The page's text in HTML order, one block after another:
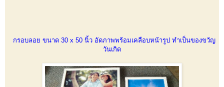
กรอบลอย ขนาด 30 x 50 นิ้ว อัดภาพพร้อมเคลือบหน้ารูป ทำเป็นของขวัญ
วันเกิด